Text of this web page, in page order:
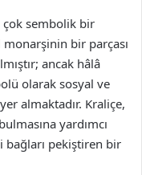
çok sembolik bir
monarşinin bir parçası
ancak hâlâ
olarak sosyal ve
almaktadır. Kraliçe,
yardımcı
bağları pekiştiren bir